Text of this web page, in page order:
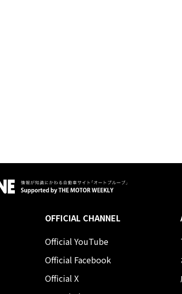
OFFICIAL CHANNEL
Official YouTube
Official Facebook
Official X